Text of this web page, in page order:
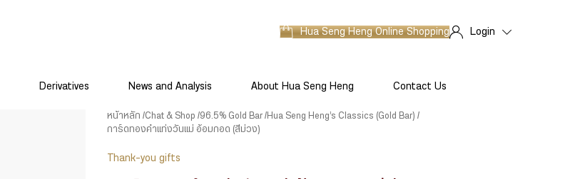
Hua Seng HengOnline Shopping Login
Derivatives News and Analysis About Hua Seng Heng Contact Us
หน้าหลัก Chat & Shop 96.5% Gold Bar Hua Seng Heng’s Classics (Gold Bar)
การ์ดทองคำแท่งวันแม่ อ้อมกอด (สีม่วง)
Thank-you gifts